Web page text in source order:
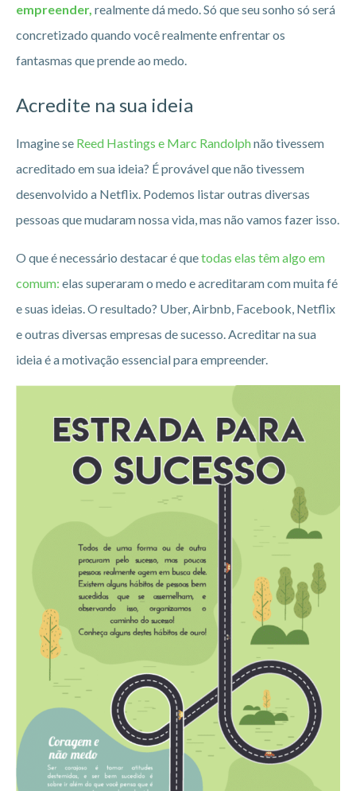
empreender, realmente dá medo. Só que seu sonho só será
concretizado quando você realmente enfrentar os
fantasmas que prende ao medo.
Acredite na sua ideia
Imagine se Reed Hastings e Marc Randolphnão tivessem
acreditado em sua ideia? É provável que não tivessem
desenvolvido a Netflix. Podemos listar outras diversas
pessoas que mudaram nossa vida, mas não vamos fazer isso.
O que é necessário destacar é quetodas elas têm algo em
comum: elas superaram o medo e acreditaram com muita fé
e suas ideias. O resultado? Uber, Airbnb, Facebook, Netflix
e outras diversas empresas de sucesso. Acreditar na sua
ideia é a motivação essencial para empreender.